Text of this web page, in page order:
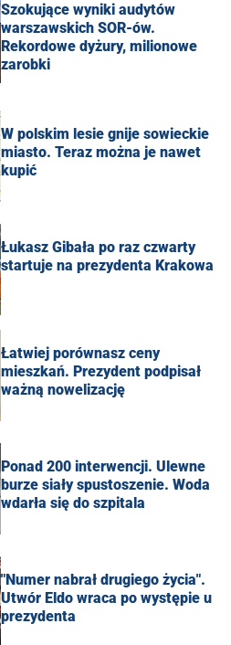
Szokujące wyniki audytów
warszawskich SOR-ów.
Rekordowe dyżury, milionowe
zarobki
W polskim lesie gnije sowieckie
miasto. Teraz można je nawet
kupić
Łukasz Gibała po raz czwarty
startuje na prezydenta Krakowa
Łatwiej porównasz ceny
mieszkań. Prezydent podpisał
ważną nowelizację
Ponad 200 interwencji. Ulewne
burze siały spustoszenie. Woda
wdarła się do szpitala
"Numer nabrał drugiego życia".
Utwór Eldo wraca po występie u
prezydenta